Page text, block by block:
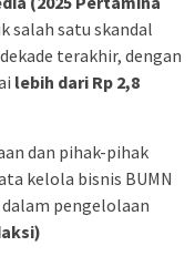
salah satu skandal
terakhir, dengan
lebih dari Rp 2,8
dan pihak-pihak
kelola bisnis BUMN
pengelolaan